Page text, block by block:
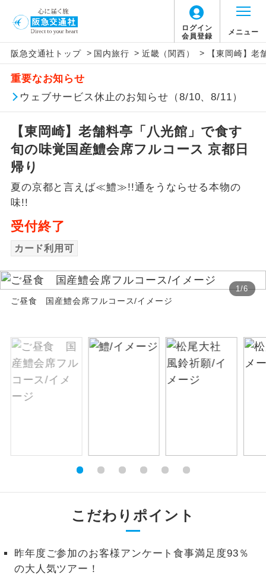
ログイン
会員登録
メニュー
阪急交通社トップ > 国内旅行 > 近畿（関西） > 【東岡崎】
重要なお知らせ
ウェブサービス休止のお知らせ（8/10、8/11）
【東岡崎】老舗料亭「八光館」で食す
旬の味覚国産鱧会席フルコース 京都日
帰り
夏の京都と言えば≪鱧≫!!通をうならせる本物の
味!!
受付終了
カード利用可
1/6
ご昼食 国産鱧会席フルコース/イメージ
こだわりポイント
昨年度ご参加のお客様アンケート食事満足度93％
の大人気ツアー！
アイコン 説明
添乗員同行
往路出発空港（駅）から復路到着空港
（駅）まで同行します。
現地添乗員同
現地到着空港（駅）から最終日出発空港
（駅）まで添乗員が同行します。
バスガイド乗
務
があります。
世界遺産
絶景 絶景スポットに立ち寄るコースです。
露天風呂
ご宿泊ホテルに露天風呂が付いていま
お部屋にてゆっくりとお召し上がりいた
トラベルイヤ
周りの音を気にせず、ガイドさんの説明
をじっくり聞くことができます。
1名様催行
1名様から出発可能な個人型プランで